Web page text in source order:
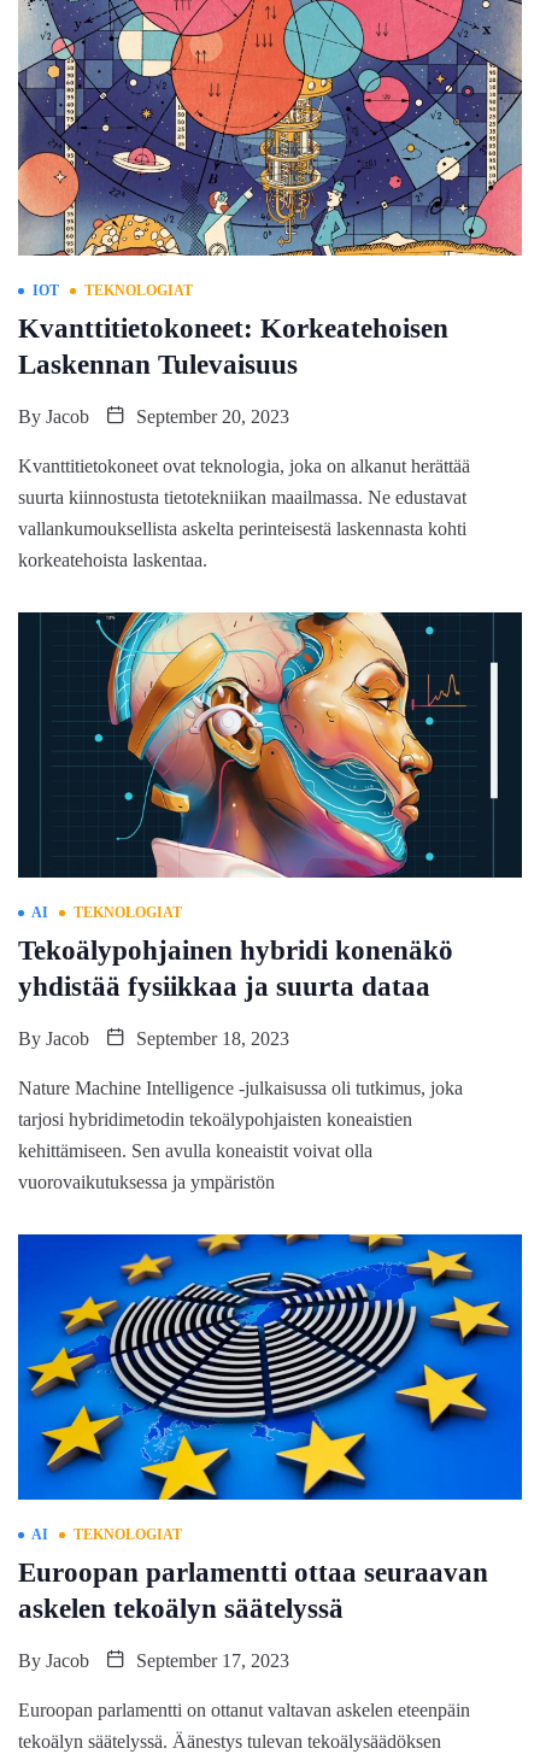
IOT TEKNOLOGIAT
Kvanttitietokoneet: Korkeatehoisen
Laskennan Tulevaisuus
By Jacob September 20, 2023
Kvanttitietokoneet ovat teknologia, joka on alkanut herättää
suurta kiinnostusta tietotekniikan maailmassa. Ne edustavat
vallankumouksellista askelta perinteisestä laskennasta kohti
korkeatehoista laskentaa.
AI TEKNOLOGIAT
Tekoälypohjainen hybridi konenäkö
yhdistää fysiikkaa ja suurta dataa
By Jacob September 18, 2023
Nature Machine Intelligence -julkaisussa oli tutkimus, joka
tarjosi hybridimetodin tekoälypohjaisten koneaistien
kehittämiseen. Sen avulla koneaistit voivat olla
vuorovaikutuksessa ja ympäristön
AI TEKNOLOGIAT
Euroopan parlamentti ottaa seuraavan
askelen tekoälyn säätelyssä
By Jacob September 17, 2023
Euroopan parlamentti on ottanut valtavan askelen eteenpäin
tekoälyn säätelyssä. Äänestys tulevan tekoälysäädöksen